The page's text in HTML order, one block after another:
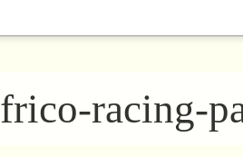
frico-racing-